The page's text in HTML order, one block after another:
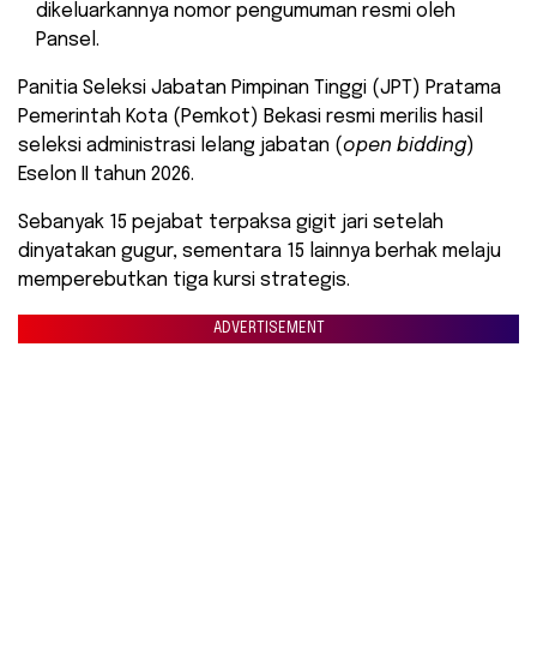
dikeluarkannya nomor pengumuman resmi oleh
Pansel.
​Panitia Seleksi Jabatan Pimpinan Tinggi (JPT) Pratama
Pemerintah Kota (Pemkot) Bekasi resmi merilis hasil
seleksi administrasi lelang jabatan (open bidding)
Eselon II tahun 2026.
Sebanyak 15 pejabat terpaksa gigit jari setelah
dinyatakan gugur, sementara 15 lainnya berhak melaju
memperebutkan tiga kursi strategis.
ADVERTISEMENT